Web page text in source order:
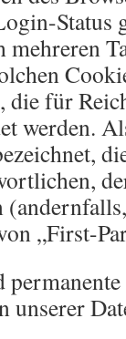
Status
die für
werden.
„First-
unserer